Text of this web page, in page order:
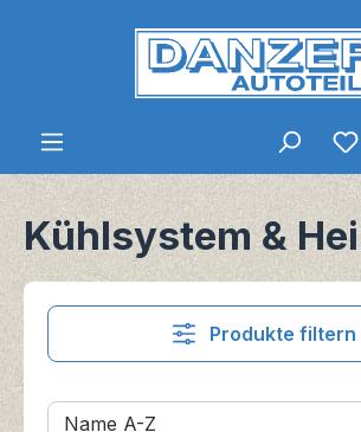
Zum Hauptinhalt springen
Kühlsystem &
Produkte filtern